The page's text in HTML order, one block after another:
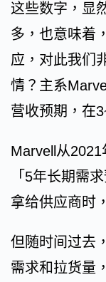
这些数字，显
多，也意味着
应，对此我们
情？主系
营收预期，在
Marvell从
「5年长期需
拿给供应商时
但随时间过去
需求和拉货量